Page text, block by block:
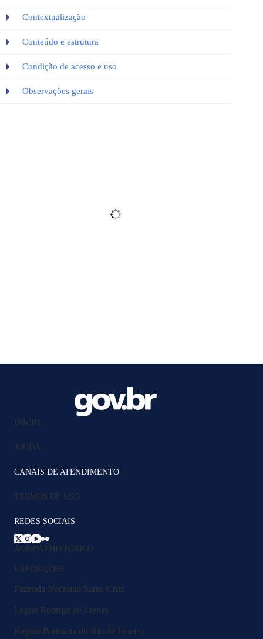
Contextualização
Conteúdo e estrutura
Condição de acesso e uso
Observações gerais
INÍCIO
AJUDA
CANAIS DE ATENDIMENTO
TERMOS DE USO
REDES SOCIAIS
ACERVO HISTÓRICO
EXPOSIÇÕES
Fazenda Nacional Santa Cruz
Lagoa Rodrigo de Freitas
Região Portuária do Rio de Janeiro